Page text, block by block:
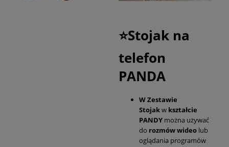
⭐Stojak na
telefon
PANDA
W Zestawie
Stojakw kształcie
PANDY można używać
do rozmów wideo lub
oglądania programów